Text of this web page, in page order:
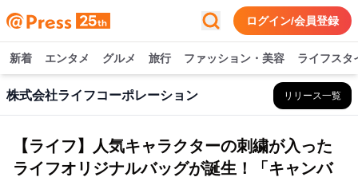
ログイン/会員登録
新着 エンタメ グルメ 旅行 ファッション・美容 ライフスタ
株式会社ライフコーポレーション リリース一覧
【ライフ】人気キャラクターの刺繍が入った
ライフオリジナルバッグが誕生！「キャンバ